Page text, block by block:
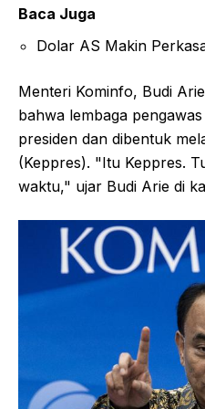
Baca Juga
Dolar AS Makin
Menteri Kominfo, Budi
bahwa lembaga
presiden dan dibentuk
(Keppres). "Itu Keppres.
waktu," ujar Budi Arie di